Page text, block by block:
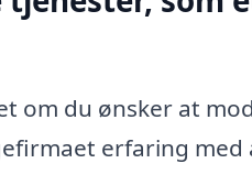
om du ønsker at
erfaring med